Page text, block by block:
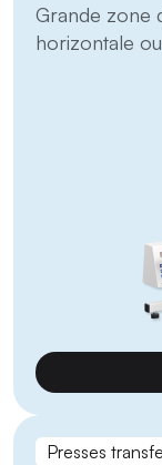
Grande zone
horizontale
Presses